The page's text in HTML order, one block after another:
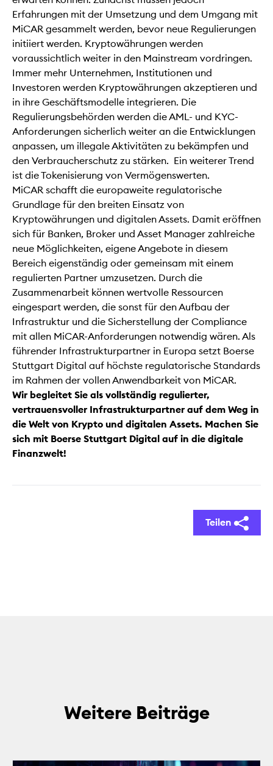
Erfahrungen mit der Umsetzung und dem Umgang mit
MiCAR gesammelt werden, bevor neue Regulierungen
initiiert werden. Kryptowährungen werden
voraussichtlich weiter in den Mainstream vordringen.
Immer mehr Unternehmen, Institutionen und
Investoren werden Kryptowährungen akzeptieren und
in ihre Geschäftsmodelle integrieren. Die
Regulierungsbehörden werden die AML- und KYC-
Anforderungen sicherlich weiter an die Entwicklungen
anpassen, um illegale Aktivitäten zu bekämpfen und
den Verbraucherschutz zu stärken. Ein weiterer Trend
ist die Tokenisierung von Vermögenswerten.
MiCAR schafft die europaweite regulatorische
Grundlage für den breiten Einsatz von
Kryptowährungen und digitalen Assets. Damit eröffnen
sich für Banken, Broker und Asset Manager zahlreiche
neue Möglichkeiten, eigene Angebote in diesem
Bereich eigenständig oder gemeinsam mit einem
regulierten Partner umzusetzen. Durch die
Zusammenarbeit können wertvolle Ressourcen
eingespart werden, die sonst für den Aufbau der
Infrastruktur und die Sicherstellung der Compliance
mit allen MiCAR-Anforderungen notwendig wären. Als
führender Infrastrukturpartner in Europa setzt Boerse
Stuttgart Digital auf höchste regulatorische Standards
im Rahmen der vollen Anwendbarkeit von MiCAR.
Wir begleitet Sie als vollständig regulierter,
vertrauensvoller Infrastrukturpartner auf dem Weg in
die Welt von Krypto und digitalen Assets. Machen Sie
sich mit Boerse Stuttgart Digital auf in die digitale
Finanzwelt!
Teilen
Weitere Beiträge